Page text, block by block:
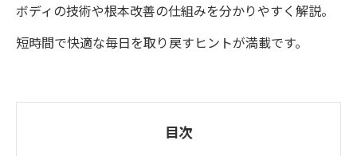
ボディの技術や根本改善の仕組みを分かりやすく解説。
短時間で快適な毎日を取り戻すヒントが満載です。
目次